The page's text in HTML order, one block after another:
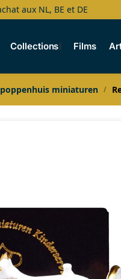
aux NL, BE et DE
Collections Films
miniaturen /